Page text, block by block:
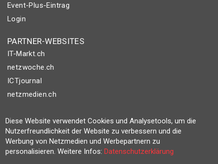
Event-Plus-Eintrag
Login
PARTNER-WEBSITES
IT-Markt.ch
netzwoche.ch
ICTjournal
netzmedien.ch
© NETZMEDIEN AG 2026
Impressum
AGB
Nutzungsbestimmungen
Diese Website verwendet Cookies und Analysetools, um die
Nutzerfreundlichkeit der Website zu verbessern und die
Werbung von Netzmedien und Werbepartnern zu
personalisieren. Weitere Infos:Datenschutzerklärung